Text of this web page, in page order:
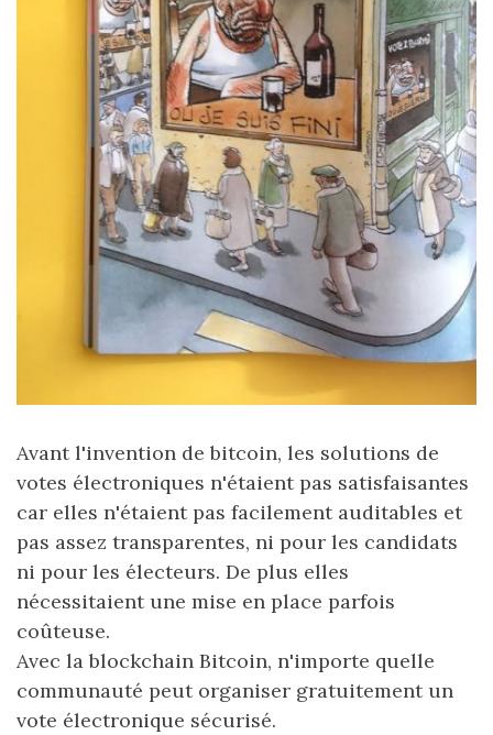
Avant l'invention de bitcoin, les solutions de
votes électroniques n'étaient pas satisfaisantes
car elles n'étaient pas facilement auditables et
pas assez transparentes, ni pour les candidats
ni pour les électeurs. De plus elles
nécessitaient une mise en place parfois
coûteuse.
Avec la blockchain Bitcoin, n'importe quelle
communauté peut organiser gratuitement un
vote électronique sécurisé.